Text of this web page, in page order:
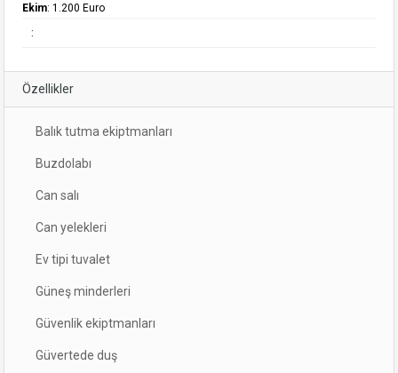
Ekim: 1.200 Euro
:
Özellikler
Balık tutma ekiptmanları
Buzdolabı
Can salı
Can yelekleri
Ev tipi tuvalet
Güneş minderleri
Güvenlik ekiptmanları
Güvertede duş